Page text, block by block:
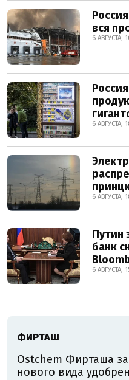
вся
6 АВГУСТА,
6 АВГУСТА,
6 АВГУСТА,
Путин
банк
6 АВГУСТА,
ФИРТАШ
Ostchem Фирташа
нового вида